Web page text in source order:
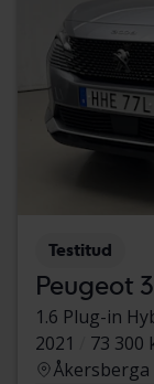
Testitud
Peugeot
1.6 Plug-in
2021
73 300
Åkersberga